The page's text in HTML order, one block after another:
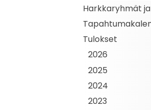
Harkkaryhmät
Tulokset
2026
2025
2024
2023